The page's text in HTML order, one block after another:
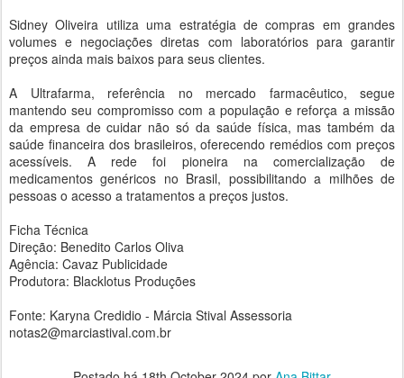
Sidney Oliveira utiliza uma estratégia de compras em grandes
volumes e negociações diretas com laboratórios para garantir
preços ainda mais baixos para seus clientes.
A Ultrafarma, referência no mercado farmacêutico, segue
mantendo seu compromisso com a população e reforça a missão
da empresa de cuidar não só da saúde física, mas também da
saúde financeira dos brasileiros, oferecendo remédios com preços
acessíveis. A rede foi pioneira na comercialização de
medicamentos genéricos no Brasil, possibilitando a milhões de
pessoas o acesso a tratamentos a preços justos.
Ficha Técnica
Direção: Benedito Carlos Oliva
Agência: Cavaz Publicidade
Produtora: Blacklotus Produções
Fonte: Karyna Credidio - Márcia Stival Assessoria
notas2@marciastival.com.br